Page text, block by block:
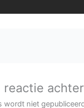
reactie achter
wordt niet